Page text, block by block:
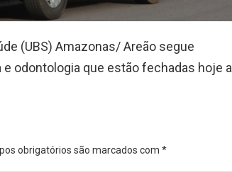
(UBS) Amazonas/ Areão segue
odontologia que estão fechadas hoje a
obrigatórios são marcados com *